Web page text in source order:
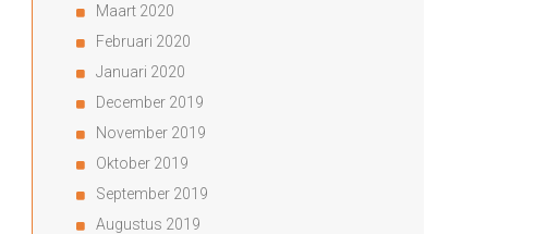
Maart 2020
Februari 2020
Januari 2020
December 2019
November 2019
Oktober 2019
September 2019
Augustus 2019